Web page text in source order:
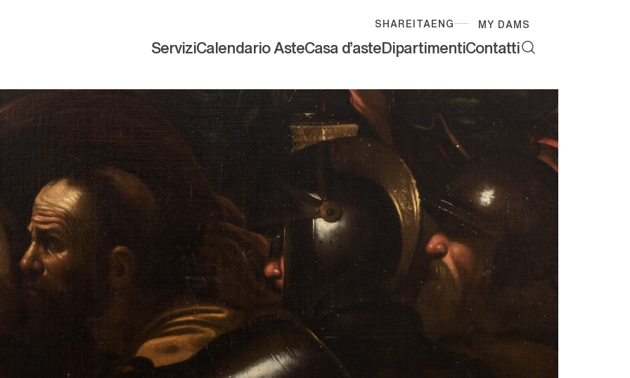
SHAREITAENG MY DAMS
ServiziCalendario AsteCasa d'asteDipartimentiContatti